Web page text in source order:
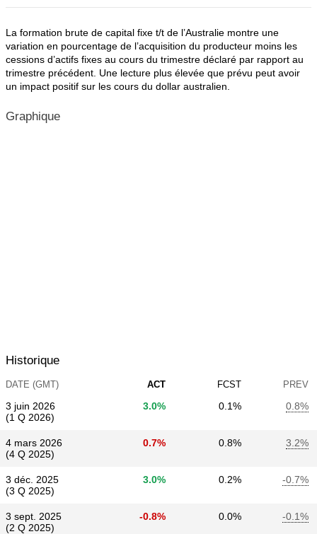
La formation brute de capital fixe t/t de l’Australie montre une
variation en pourcentage de l’acquisition du producteur moins les
cessions d’actifs fixes au cours du trimestre déclaré par rapport au
trimestre précédent. Une lecture plus élevée que prévu peut avoir
un impact positif sur les cours du dollar australien.
Graphique
Historique
DATE (GMT) ACT FCST PREV
3 juin 2026
(1 Q 2026)
3.0% 0.1% 0.8%
4 mars 2026
(4 Q 2025)
0.7% 0.8% 3.2%
3 déc. 2025
(3 Q 2025)
3.0% 0.2% -0.7%
3 sept. 2025
(2 Q 2025)
-0.8% 0.0% -0.1%